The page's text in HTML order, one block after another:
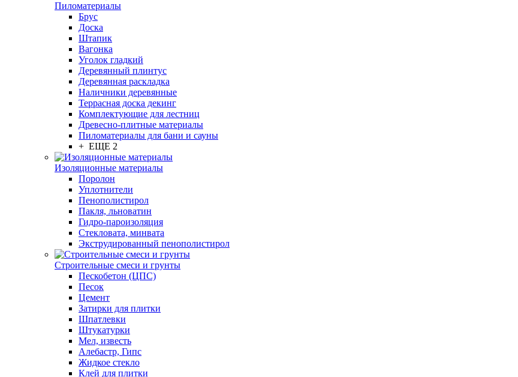
Пиломатериалы
Брус
Доска
Штапик
Вагонка
Уголок гладкий
Деревянный плинтус
Деревянная раскладка
Наличники деревянные
Террасная доска декинг
Комплектующие для лестниц
Древесно-плитные материалы
Пиломатериалы для бани и сауны
+ ЕЩЕ 2
Изоляционные материалы
Поролон
Уплотнители
Пенополистирол
Пакля, льноватин
Гидро-пароизоляция
Стекловата, минвата
Экструдированный пенополистирол
Строительные смеси и грунты
Пескобетон (ЦПС)
Песок
Цемент
Затирки для плитки
Шпатлевки
Штукатурки
Мел, известь
Алебастр, Гипс
Жидкое стекло
Клей для плитки